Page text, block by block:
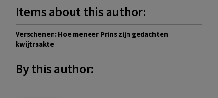
Items about this author:
Verschenen: Hoe meneer Prins zijn gedachten
kwijtraakte
By this author: